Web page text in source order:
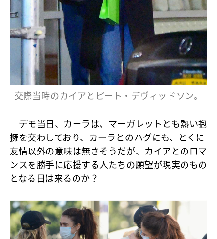
交際当時のカイアとピート・デヴィッドソン。
デモ当日、カーラは、マーガレットとも熱い抱
擁を交わしており、カーラとのハグにも、とくに
友情以外の意味は無さそうだが、カイアとのロマ
ンスを勝手に応援する人たちの願望が現実のもの
となる日は来るのか？